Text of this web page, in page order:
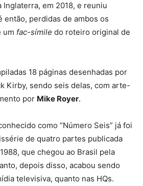
Inglaterra, em 2018, e reuniu
então, perdidas de ambos os
um fac-símile do roteiro original de
18 páginas desenhadas por
Kirby, sendo seis delas, com arte-
por Mike Royer.
como “Número Seis” já foi
de quatro partes publicada
que chegou ao Brasil pela
depois disso, acabou sendo
televisiva, quanto nas HQs.